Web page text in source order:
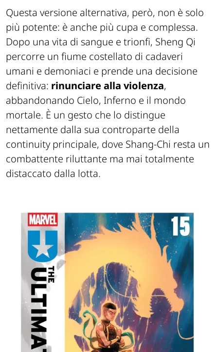
Questa versione alternativa, però, non è solo
più potente: è anche più cupa e complessa.
Dopo una vita di sangue e trionfi, Sheng Qi
percorre un fiume costellato di cadaveri
umani e demoniaci e prende una decisione
definitiva: rinunciare alla violenza,
abbandonando Cielo, Inferno e il mondo
mortale. È un gesto che lo distingue
nettamente dalla sua controparte della
continuity principale, dove Shang-Chi resta un
combattente riluttante ma mai totalmente
distaccato dalla lotta.